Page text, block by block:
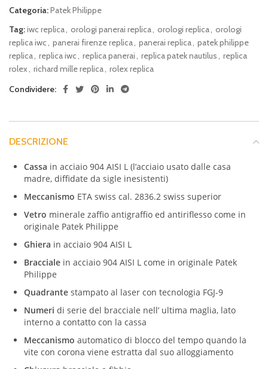
Categoria:Patek Philippe
Tag:iwc replica, orologi panerai replica, orologi replica, orologi
replica iwc, panerai firenze replica, panerai replica, patek philippe
replica, replica iwc, replica panerai, replica patek nautilus, replica
rolex, richard mille replica, rolex replica
Condividere:
DESCRIZIONE
Cassa in acciaio 904 AISI L (l’acciaio usato dalle casa
madre, diffidate da sigle inesistenti)
Meccanismo ETA swiss cal. 2836.2 swiss superior
Vetro minerale zaffio antigraffio ed antiriflesso come in
originale Patek Philippe
Ghiera in acciaio 904 AISI L
Bracciale in acciaio 904 AISI L come in originale Patek
Philippe
Quadrante stampato al laser con tecnologia FGJ-9
Numeri di serie del bracciale nell’ ultima maglia, lato
interno a contatto con la cassa
Meccanismo automatico di blocco del tempo quando la
vite con corona viene estratta dal suo alloggiamento